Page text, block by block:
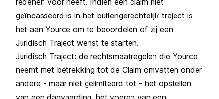
geïncasseerd is in het buitengerechtelijk traject is
het aan Yource om te beoordelen of zij een
Juridisch Traject wenst te starten.
Juridisch Traject: de rechtsmaatregelen die Yource
neemt met betrekking tot de Claim omvatten onder
andere - maar niet gelimiteerd tot - het opstellen
van een dagvaarding, het voeren van een